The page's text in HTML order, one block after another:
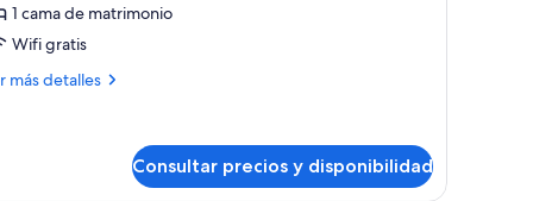
1 cama de matrimonio
Wifi gratis
más detalles
Consultar precios y disponibilidad